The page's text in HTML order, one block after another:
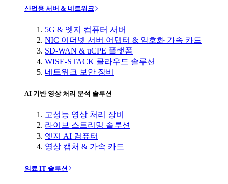
산업용 서버 & 네트워크
5G & 엣지 컴퓨터 서버
NIC 이더넷 서버 어댑터 & 암호화 가속 카드
SD-WAN & uCPE 플랫폼
WISE-STACK 클라우드 솔루션
네트워크 보안 장비
AI 기반 영상 처리 분석 솔루션
고성능 영상 처리 장비
라이브 스트리밍 솔루션
엣지 AI 컴퓨터
영상 캡처 & 가속 카드
의료 IT 솔루션